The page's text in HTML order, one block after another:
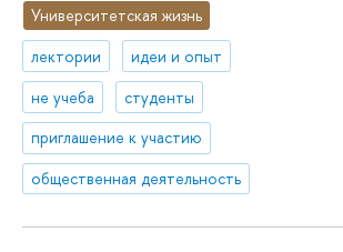
Университетская жизнь
лектории
идеи и опыт
не учеба
студенты
приглашение к участию
общественная деятельность